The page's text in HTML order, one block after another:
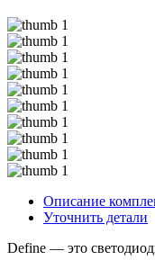
Описание
Уточнить детали
Define — это